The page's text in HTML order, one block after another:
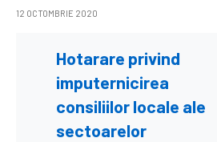
12 OCTOMBRIE 2020
Hotarare privind
imputernicirea
consiliilor locale ale
sectoarelor